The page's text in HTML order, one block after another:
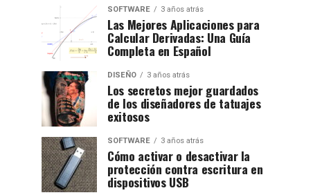
SOFTWARE 3 años atrás
Las Mejores Aplicaciones para
Calcular Derivadas: Una Guía
Completa en Español
DISEÑO 3 años atrás
Los secretos mejor guardados
de los diseñadores de tatuajes
exitosos
SOFTWARE 3 años atrás
Cómo activar o desactivar la
protección contra escritura en
dispositivos USB